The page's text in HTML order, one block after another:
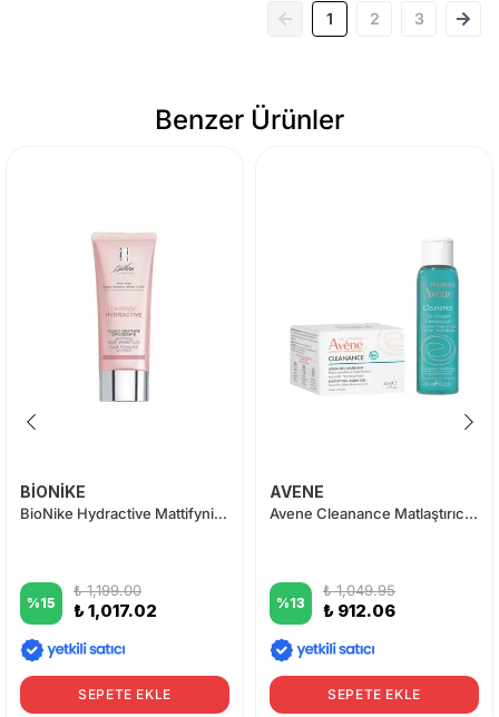
1 2 3
Benzer Ürünler
BİONİKE
BioNike Hydractive Mattifynig Moisturising Fluid 40 ml
%15
₺ 1,199.00
₺ 1,017.02
SEPETE EKLE
AVENE
Avene Cleanance Matlaştırıcı Krem 50 ml - Temizleme Jeli Hediye
%13
₺ 1,049.95
₺ 912.06
SEPETE EKLE